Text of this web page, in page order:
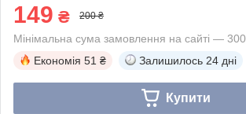
149 ₴ 200 ₴
Мінімальна сума замовлення на сайті —
Економія 51 ₴ Залишилось 24 дні
Купити